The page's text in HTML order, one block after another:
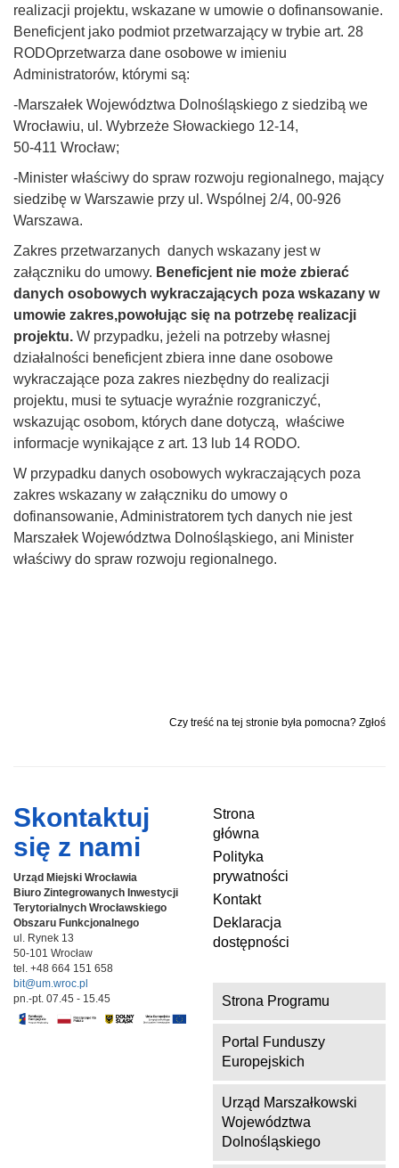
realizacji projektu, wskazane w umowie o dofinansowanie.
Beneficjent jako podmiot przetwarzający w trybie art. 28
RODOprzetwarza dane osobowe w imieniu
Administratorów, którymi są:
-Marszałek Województwa Dolnośląskiego z siedzibą we
Wrocławiu, ul. Wybrzeże Słowackiego 12-14,
50-411 Wrocław;
-Minister właściwy do spraw rozwoju regionalnego, mający
siedzibę w Warszawie przy ul. Wspólnej 2/4, 00-926
Warszawa.
Zakres przetwarzanych danych wskazany jest w
załączniku do umowy. Beneficjent nie może zbierać
danych osobowych wykraczających poza wskazany w
umowie zakres,powołując się na potrzebę realizacji
projektu. W przypadku, jeżeli na potrzeby własnej
działalności beneficjent zbiera inne dane osobowe
wykraczające poza zakres niezbędny do realizacji
projektu, musi te sytuacje wyraźnie rozgraniczyć,
wskazując osobom, których dane dotyczą, właściwe
informacje wynikające z art. 13 lub 14 RODO.
W przypadku danych osobowych wykraczających poza
zakres wskazany w załączniku do umowy o
dofinansowanie, Administratorem tych danych nie jest
Marszałek Województwa Dolnośląskiego, ani Minister
właściwy do spraw rozwoju regionalnego.
Czy treść na tej stronie była pomocna? Zgłoś
Skontaktuj
się z nami
Urząd Miejski Wrocławia
Biuro Zintegrowanych Inwestycji
Terytorialnych Wrocławskiego
Obszaru Funkcjonalnego
ul. Rynek 13
50-101 Wrocław
tel. +48 664 151 658
bit@um.wroc.pl
pn.-pt. 07.45 - 15.45
Strona
główna
Polityka
prywatności
Kontakt
Deklaracja
dostępności
Strona Programu
Portal Funduszy
Europejskich
Urząd Marszałkowski
Województwa
Dolnośląskiego